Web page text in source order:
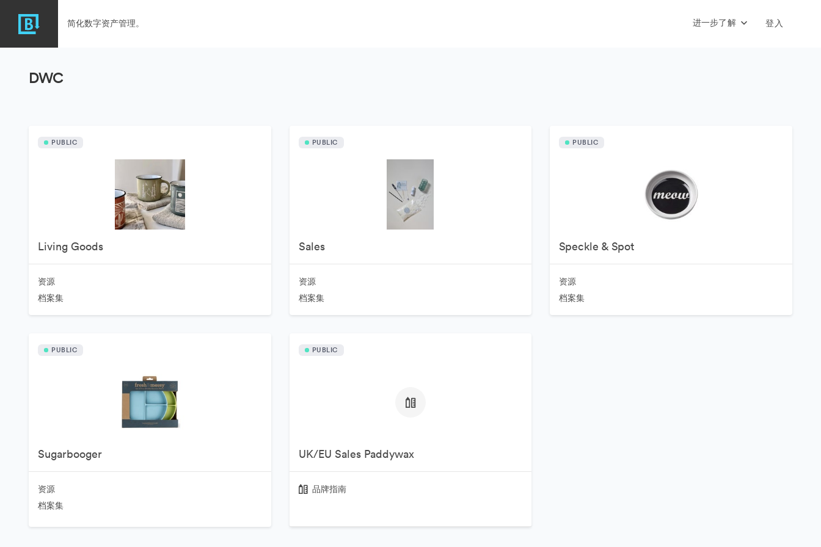
简化数字资产管理。 进一步了解 登入
DWC
PUBLIC
Living Goods
资源
档案集
PUBLIC
Sales
资源
档案集
PUBLIC
Speckle & Spot
资源
档案集
PUBLIC
Sugarbooger
资源
档案集
PUBLIC
UK/EU Sales Paddywax
品牌指南